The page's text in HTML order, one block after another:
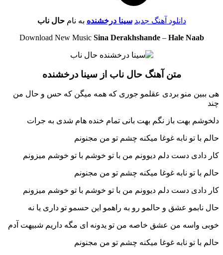
دانلود آهنگ جدید سینا درخشنده به نامحال ناب
Download New Music Sina Derakhshande– Hale Naab
متن آهنگ حال ناب از سینا درخشنده
هی ببین منو بردی عقلمو جوری که همه میگن که حس و حال من
چند
دلخوشم بهت باز نگم بهت بانی تمام خنده هام شدی به جرات
حالم با تو نابه غوغا میکنه چشم تو من مجنونم
کار دادی دست دلم دیوونم من با تو خوشم با تو خوشم میزونم
حالم با تو نابه غوغا میکنه چشم تو من مجنونم
کار دادی دست دلم دیوونم من با تو خوشم با تو خوشم میزونم
حال نابمو عشق و حالمو رو به راهمو این حسمو تو داری یا نه
خوبی واسه من عشق خاصه من تو یدونه ای مگه داریم شبیهت آدم
حالم با تو نابه غوغا میکنه چشم تو من مجنونم